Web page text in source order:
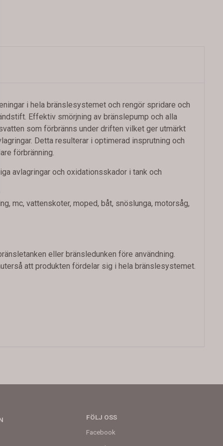
i hela bränslesystemet och rengör spridare och
Effektiv smörjning av bränslepump och alla
som förbränns under driften vilket ger utmärkt
Detta resulterar i optimerad insprutning och
förbränning.
avlagringar och oxidationsskador i tank och
mc, vattenskoter, moped, båt, snöslunga, motorsåg,
eller bränsledunken före användning.
att produkten fördelar sig i hela bränslesystemet.
FÖLJ OSS
Facebook